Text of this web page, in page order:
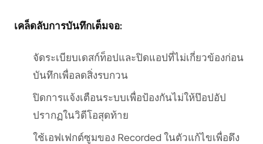
เคล็ดลับการบันทึกเต็มจอ:
จัดระเบียบเดสก์ท็อปและปิดแอปที่ไม่เกี่ยวข้องก่อน
บันทึกเพื่อลดสิ่งรบกวน
ปิดการแจ้งเตือนระบบเพื่อป้องกันไม่ให้ป๊อปอัป
ปรากฏในวิดีโอสุดท้าย
ใช้เอฟเฟกต์ซูมของ Recorded ในตัวแก้ไขเพื่อดึง